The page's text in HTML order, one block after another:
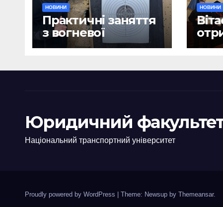
НОВИНИ
Практичні заняття
з вогневої
підготовки
НОВИНИ
Юридичний
Національний транспортний університет
Proudly powered by WordPress Theme: Newsup by Themeansar.